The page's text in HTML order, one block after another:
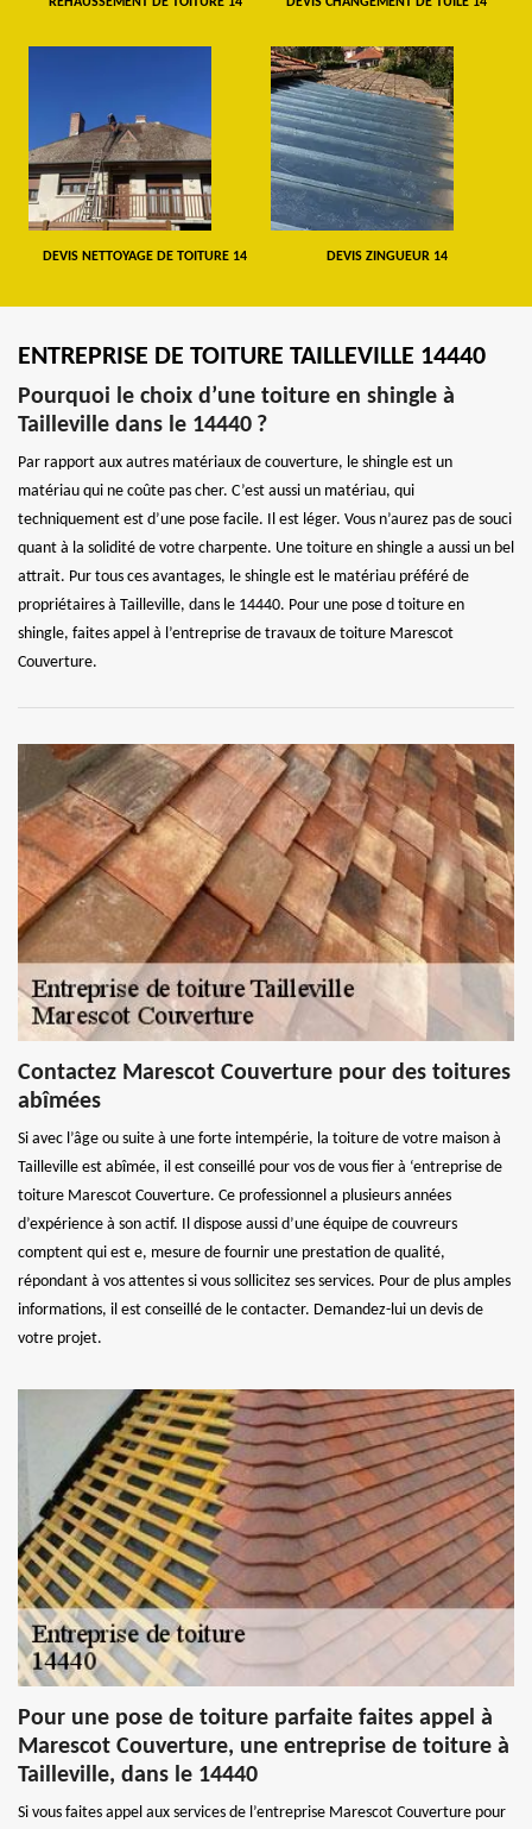
DEVIS NETTOYAGE DE TOITURE 14 DEVIS ZINGUEUR 14
ENTREPRISE DE TOITURE TAILLEVILLE 14440
Pourquoi le choix d’une toiture en shingle à
Tailleville dans le 14440 ?
Par rapport aux autres matériaux de couverture, le shingle est un
matériau qui ne coûte pas cher. C’est aussi un matériau, qui
techniquement est d’une pose facile. Il est léger. Vous n’aurez pas de souci
quant à la solidité de votre charpente. Une toiture en shingle a aussi un bel
attrait. Pur tous ces avantages, le shingle est le matériau préféré de
propriétaires à Tailleville, dans le 14440. Pour une pose d toiture en
shingle, faites appel à l’entreprise de travaux de toiture Marescot
Couverture.
Contactez Marescot Couverture pour des toitures
abîmées
Si avec l’âge ou suite à une forte intempérie, la toiture de votre maison à
Tailleville est abîmée, il est conseillé pour vos de vous fier à ‘entreprise de
toiture Marescot Couverture. Ce professionnel a plusieurs années
d’expérience à son actif. Il dispose aussi d’une équipe de couvreurs
comptent qui est e, mesure de fournir une prestation de qualité,
répondant à vos attentes si vous sollicitez ses services. Pour de plus amples
informations, il est conseillé de le contacter. Demandez-lui un devis de
votre projet.
Pour une pose de toiture parfaite faites appel à
Marescot Couverture, une entreprise de toiture à
Tailleville, dans le 14440
Si vous faites appel aux services de l’entreprise Marescot Couverture pour